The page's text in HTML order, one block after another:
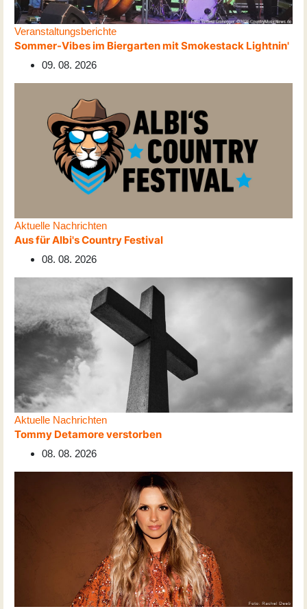
Veranstaltungsberichte
Sommer-Vibes im Biergarten mit Smokestack Lightnin'
09. 08. 2026
Aktuelle Nachrichten
Aus für Albi's Country Festival
08. 08. 2026
Aktuelle Nachrichten
Tommy Detamore verstorben
08. 08. 2026